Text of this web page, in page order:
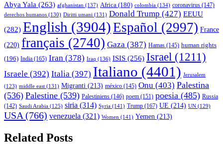
Abya Yala (263) afghanistan (137) Africa (180) colombia (134) coronavirus (147)
derechos humanos (130) Diritti umani (131) Donald Trump (427) EEUU
(282) English (3904)Español (2997) France
(220) français (2740) Gaza (387) Hamas (145) human rights
(196) India (165) Iran (378) Iraq (136) ISIS (256) Israel (1211)
Israele (392) Italia (397) Italiano (4401) Jerusalem
(123) middle east (131) Migranti (213) méxico (145) Onu (403) Palestina
(536) Palestine (539) Palestiniens (146) poem (151) poesia (485) Russia
(142) Saudi Arabia (125) siria (314) Syria (141) Trump (167) UE (214) UN (129)
USA (766) venezuela (321) Women (141) Yemen (213)
Related Posts